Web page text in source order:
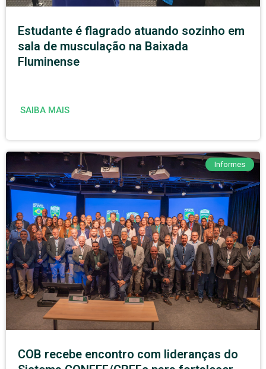
Estudante é flagrado atuando sozinho em
sala de musculação na Baixada
Fluminense
SAIBA MAIS
Informes
COB recebe encontro com lideranças do